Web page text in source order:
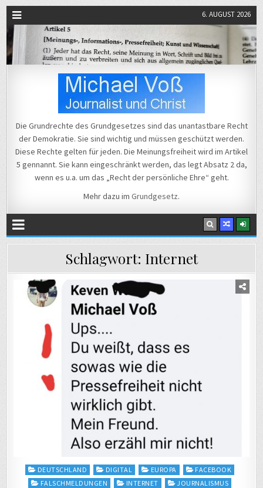
6. AUGUST 2026
Michael Voß
Die Grundrechte des Grundgesetzes sind das unantastbare Recht
der Demokratie. Sie sind wichtig und müssen geschützt werden.
Diese Rechte gelten für jeden. Die Meinungsfreiheit wird im Artikel
5 gennannt. Sie kann eingeschränkt werden, das legt Absatz 2 da,
wenn es u.a. um das „Recht der persönliche Ehre“ geht.
Mehr dazu im Grundgesetz.
Schlagwort: Internet
Posted
in
DEUTSCHLAND DIGITAL EUROPA
FACEBOOK
FALSCHMELDUNGEN
INTERNET
JOURNALISMUS